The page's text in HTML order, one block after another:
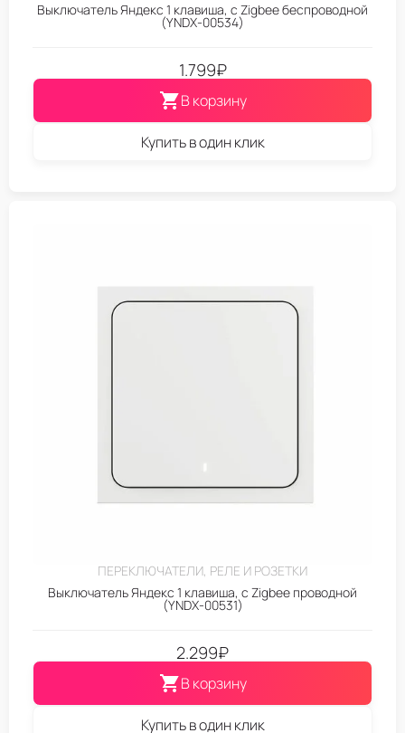
Выключатель Яндекс 1 клавиша, с Zigbee беспроводной
(YNDX-00534)
1.799₽
В корзину
Купить в один клик
ПЕРЕКЛЮЧАТЕЛИ, РЕЛЕ И РОЗЕТКИ
Выключатель Яндекс 1 клавиша, с Zigbee проводной
(YNDX-00531)
2.299₽
В корзину
Купить в один клик